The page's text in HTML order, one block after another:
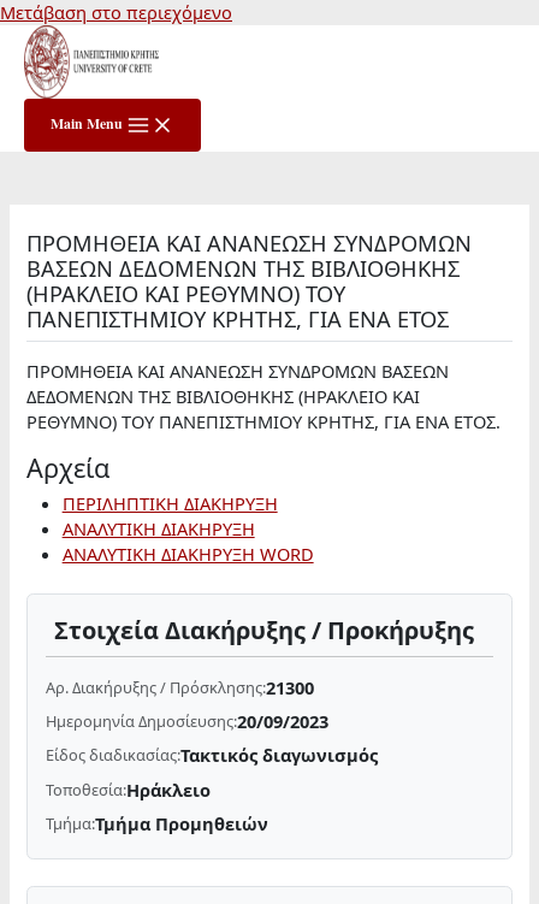
Μετάβαση στο περιεχόμενο
Main Menu
ΠΡΟΜΗΘΕΙΑ KAI ΑΝΑΝΕΩΣΗ ΣΥΝΔΡΟΜΩΝ
ΒΑΣΕΩΝ ΔΕΔΟΜΕΝΩΝ ΤΗΣ ΒΙΒΛΙΟΘΗΚΗΣ
(ΗΡΑΚΛΕΙΟ ΚΑΙ ΡΕΘΥΜΝΟ) ΤΟΥ
ΠΑΝΕΠΙΣΤΗΜΙΟΥ ΚΡΗΤΗΣ, ΓΙΑ ΕΝΑ ΕΤΟΣ
ΠΡΟΜΗΘΕΙΑ KAI ΑΝΑΝΕΩΣΗ ΣΥΝΔΡΟΜΩΝ ΒΑΣΕΩΝ
ΔΕΔΟΜΕΝΩΝ ΤΗΣ ΒΙΒΛΙΟΘΗΚΗΣ (ΗΡΑΚΛΕΙΟ ΚΑΙ
ΡΕΘΥΜΝΟ) ΤΟΥ ΠΑΝΕΠΙΣΤΗΜΙΟΥ ΚΡΗΤΗΣ, ΓΙΑ ΕΝΑ ΕΤΟΣ.
Αρχεία
ΠΕΡΙΛΗΠΤΙΚΗ ΔΙΑΚΗΡΥΞΗ
ΑΝΑΛΥΤΙΚΗ ΔΙΑΚΗΡΥΞΗ
ΑΝΑΛΥΤΙΚΗ ΔΙΑΚΗΡΥΞΗ WORD
Στοιχεία Διακήρυξης / Προκήρυξης
Αρ. Διακήρυξης / Πρόσκλησης:21300
Ημερομηνία Δημοσίευσης:20/09/2023
Είδος διαδικασίας:Τακτικός διαγωνισμός
Τοποθεσία:Ηράκλειο
Τμήμα:Τμήμα Προμηθειών